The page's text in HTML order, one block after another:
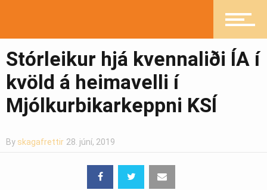
Greinasafn
Ljósmyndasafn
Stórleikur hjá kvennaliði ÍA í
kvöld á heimavelli í
Mjólkurbikarkeppni KSÍ
By skagafrettir 28. júní, 2019